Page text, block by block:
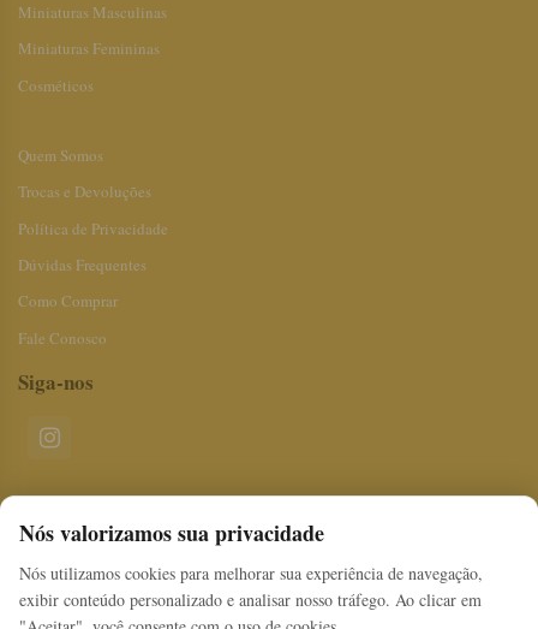
Miniaturas Masculinas
Miniaturas Femininas
Cosméticos
Quem Somos
Trocas e Devoluções
Política de Privacidade
Dúvidas Frequentes
Como Comprar
Fale Conosco
Siga-nos
Formas de pagamento
Nós valorizamos sua privacidade
Nós utilizamos cookies para melhorar sua experiência de navegação,
exibir conteúdo personalizado e analisar nosso tráfego. Ao clicar em